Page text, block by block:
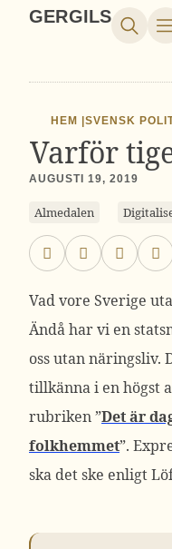
GERGILS
HEM |SVENSK
Varför
AUGUSTI 19, 2019
Almedalen
Vad vore Sverige
Ändå har vi en
oss utan näringsliv.
tillkänna i en högst
rubriken ”Det är
folkhemmet”.
ska det ske enligt